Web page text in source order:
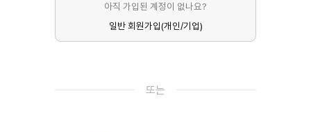
아직 가입된 계정이 없나요?
일반 회원가입(개인/기업)
또는